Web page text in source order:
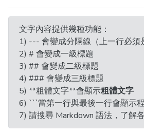
文字內容提供幾種功能：
1) --- 會變成分隔線（上一行必須
2) # 會變成一級標題
3) ## 會變成二級標題
4) ### 會變成三級標題
5) **粗體文字**會顯示粗體文字
6) ```當第一行與最後一行會顯示
7) 請搜尋 Markdown 語法，了解